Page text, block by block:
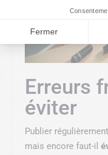
Fermer
Erreurs
éviter
Publier
mais encore faut-il